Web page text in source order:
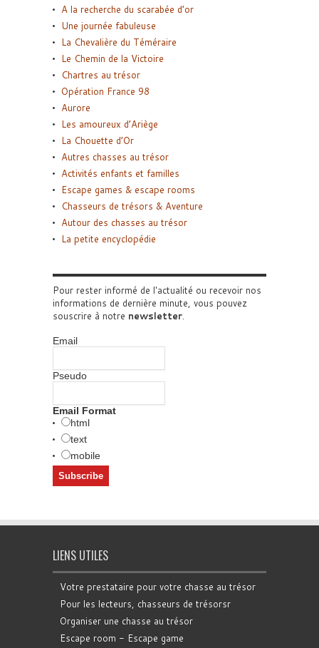
A la recherche du scarabée d’or
Une journée fabuleuse
La Chevalière du Téméraire
Le Chemin de la Victoire
Chartres au trésor
Opération France 98
Aurore
Les amoureux d’Ariège
La Chouette d’Or
Autres chasses au trésor
Activités enfants et familles
Escape games & escape rooms
Chasseurs de trésors & Aventure
Autour des chasses au trésor
La petite encyclopédie
Pour rester informé de l'actualité ou recevoir nos
informations de dernière minute, vous pouvez
souscrire à notre newsletter.
Email
Pseudo
Email Format
html
text
mobile
LIENS UTILES
Votre prestataire pour votre chasse au trésor
Pour les lecteurs, chasseurs de trésorsr
Organiser une chasse au trésor
Escape room - Escape game